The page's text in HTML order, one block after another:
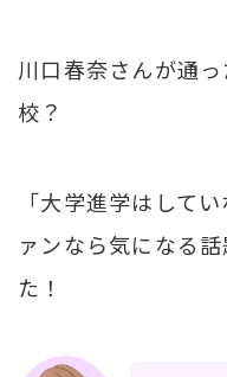
川口春奈さんが通
校？
「大学進学はして
ァンなら気になる
た！